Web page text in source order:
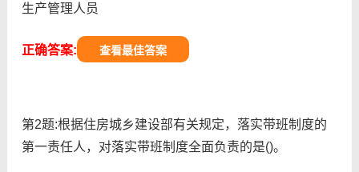
生产管理人员
正确答案: 查看最佳答案
第2题:根据住房城乡建设部有关规定，落实带班制度的
第一责任人，对落实带班制度全面负责的是()。